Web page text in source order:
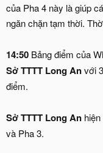
của Pha 4 này là giúp
ngăn chặn tạm thời.
14:50 Bảng điểm của
Sở TTTT Long Anvới
điểm.
Sở TTTT Long An
và Pha 3.